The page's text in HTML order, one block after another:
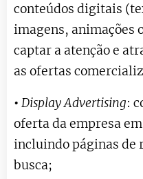
conteúdos digitais
imagens, animações
captar a atenção e
as ofertas
• Display Advertising:
oferta da empresa
incluindo páginas de
busca;